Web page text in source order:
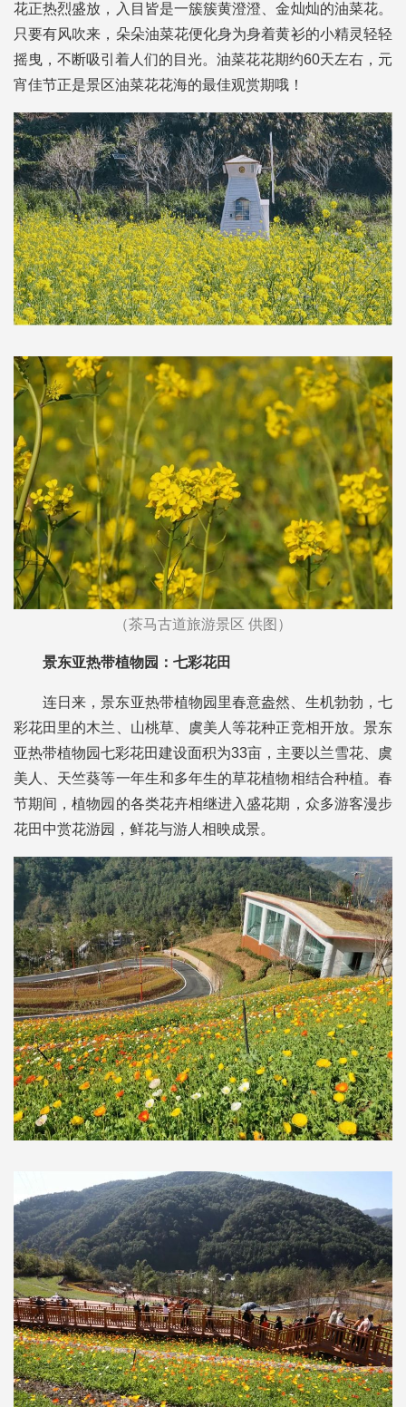
花正热烈盛放，入目皆是一簇簇黄澄澄、金灿灿的油菜花。
只要有风吹来，朵朵油菜花便化身为身着黄衫的小精灵轻轻
摇曳，不断吸引着人们的目光。油菜花花期约60天左右，元
宵佳节正是景区油菜花花海的最佳观赏期哦！
（茶马古道旅游景区 供图）
景东亚热带植物园：七彩花田
连日来，景东亚热带植物园里春意盎然、生机勃勃，七
彩花田里的木兰、山桃草、虞美人等花种正竞相开放。景东
亚热带植物园七彩花田建设面积为33亩，主要以兰雪花、虞
美人、天竺葵等一年生和多年生的草花植物相结合种植。春
节期间，植物园的各类花卉相继进入盛花期，众多游客漫步
花田中赏花游园，鲜花与游人相映成景。